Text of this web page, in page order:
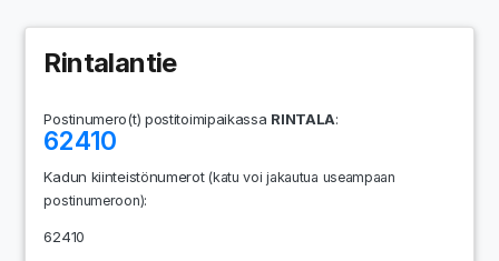
Rintalantie
Postinumero(t) postitoimipaikassa RINTALA:
62410
Kadun kiinteistönumerot(katu voi jakautua useampaan
postinumeroon):
62410